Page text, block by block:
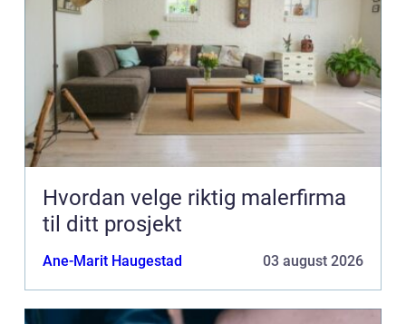
Hvordan velge riktig malerfirma
til ditt prosjekt
Ane-Marit Haugestad 03 august 2026